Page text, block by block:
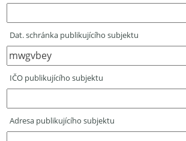
Dat. schránka publikujícího subjektu
IČO publikujícího subjektu
Adresa publikujícího subjektu